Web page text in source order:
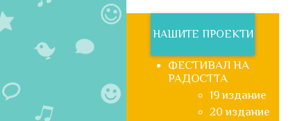
НАШИТЕ ПРОЕКТИ
ФЕСТИВАЛ НА
РАДОСТТА
19 издание
20 издание